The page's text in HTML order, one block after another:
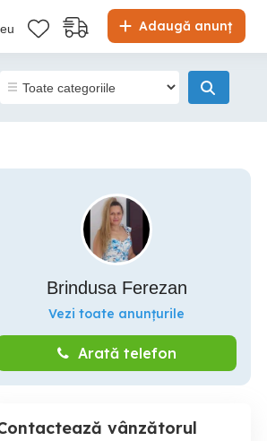
Adaugă anunț
Brindusa Ferezan
Vezi toate anunțurile
Arată telefon
vânzătorul